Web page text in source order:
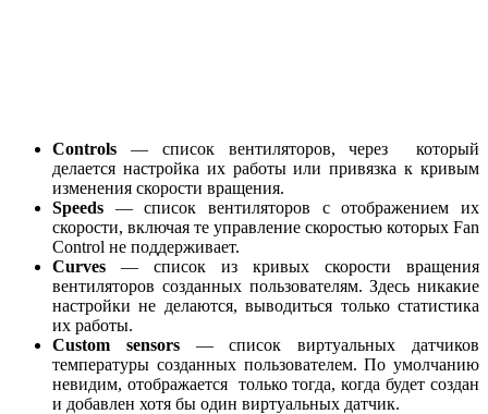
Controls — список вентиляторов, через который
делается настройка их работы или привязка к кривым
изменения скорости вращения.
Speeds — список вентиляторов с отображением их
скорости, включая те управление скоростью которых Fan
Control не поддерживает.
Curves — список из кривых скорости вращения
вентиляторов созданных пользователям. Здесь никакие
настройки не делаются, выводиться только статистика
их работы.
Custom sensors— список виртуальных датчиков
температуры созданных пользователем. По умолчанию
невидим, отображается только тогда, когда будет создан
и добавлен хотя бы один виртуальных датчик.